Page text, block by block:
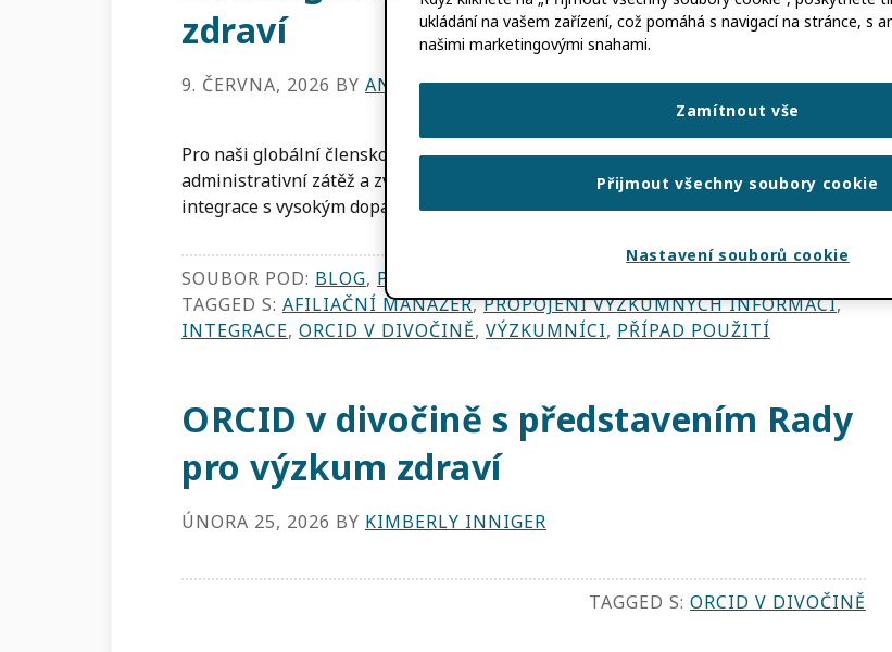
zdraví
9. ČERVNA, 2026 BY ANA CARDOSOVÁ
Pro naši globální členskou komunitu je hodnota ORCID je jasné: snižuje
administrativní zátěž a zvyšuje viditelnost výzkumu. Ale jak ve skutečnosti vypadá
integrace s vysokým dopadem […]
SOUBOR POD: BLOG, PŘÍPADY UŽITÍ
TAGGED S: AFILIAČNÍ MANAŽER,PROPOJENÍ VÝZKUMNÝCH INFORMACÍ,
INTEGRACE, ORCID V DIVOČINĚ, VÝZKUMNÍCI, PŘÍPAD POUŽITÍ
ORCID v divočině s představením Rady
pro výzkum zdraví
ÚNORA 25, 2026 BY KIMBERLY INNIGER
TAGGED S: ORCID V DIVOČINĚ
ukládání na vašem zařízení, což pomáhá s navigací na stránce, s
našimi marketingovými snahami.
Zamítnout vše
Přijmout všechny soubory cookie
Nastavení souborů cookie